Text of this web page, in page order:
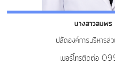
นางสาวสมพ
ปลัดองค์การบริหาร
เบอร์โทรติดต่อ